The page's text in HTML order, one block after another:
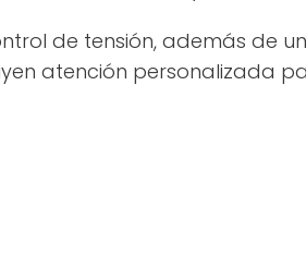
de tensión, además de
atención personalizada